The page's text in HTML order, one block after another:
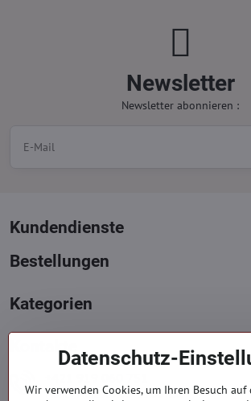
Newsletter
Newsletter abonnieren :
Kundendienste
Bestellungen
Kategorien
Kontakte
Mont. - Freit. : 09:00 - 15:00 hod.
Datenschutz-
Wir verwenden Cookies, um Ihren Besuch auf